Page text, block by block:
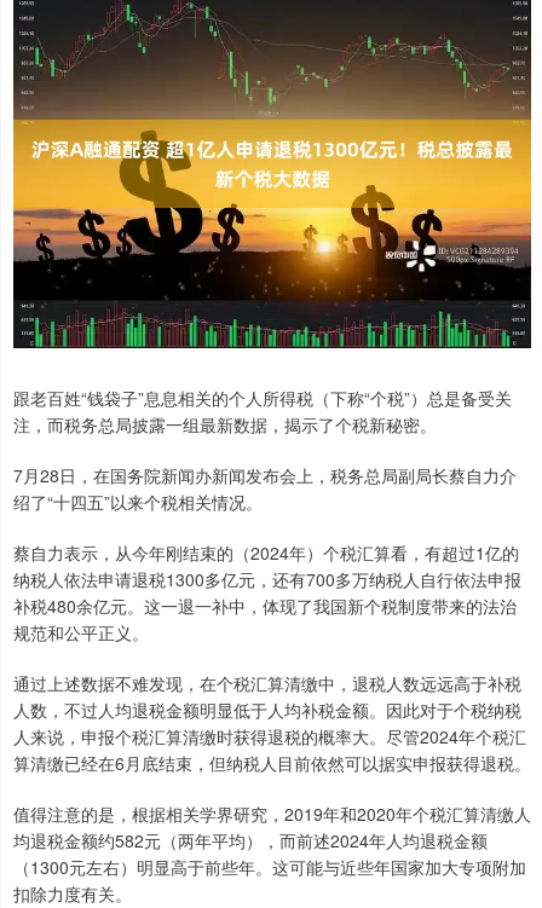
跟老百姓“钱袋子”息息相关的个人所得税（下称“个税”）总是备受关
注，而税务总局披露一组最新数据，揭示了个税新秘密。
7月28日，在国务院新闻办新闻发布会上，税务总局副局长蔡自力介
绍了“十四五”以来个税相关情况。
蔡自力表示，从今年刚结束的（2024年）个税汇算看，有超过1亿的
纳税人依法申请退税1300多亿元，还有700多万纳税人自行依法申报
补税480余亿元。这一退一补中，体现了我国新个税制度带来的法治
规范和公平正义。
通过上述数据不难发现，在个税汇算清缴中，退税人数远远高于补税
人数，不过人均退税金额明显低于人均补税金额。因此对于个税纳税
人来说，申报个税汇算清缴时获得退税的概率大。尽管2024年个税汇
算清缴已经在6月底结束，但纳税人目前依然可以据实申报获得退税。
值得注意的是，根据相关学界研究，2019年和2020年个税汇算清缴人
均退税金额约582元（两年平均），而前述2024年人均退税金额
（1300元左右）明显高于前些年。这可能与近些年国家加大专项附加
扣除力度有关。